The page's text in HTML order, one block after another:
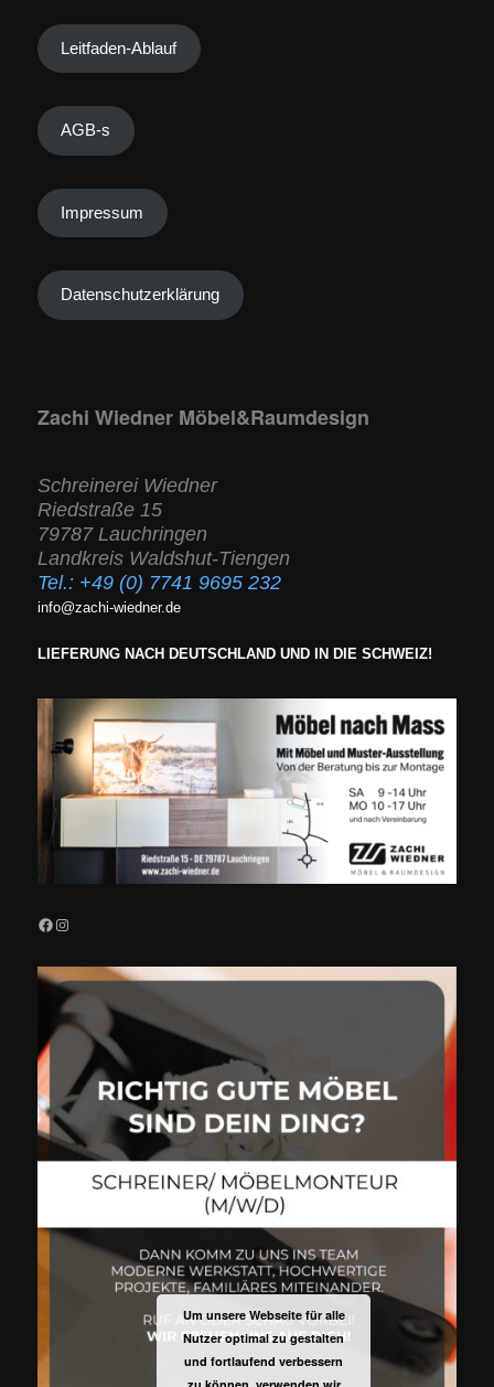
Leitfaden-Ablauf
AGB-s
Impressum
Datenschutzerklärung
Zachi Wiedner Möbel&Raumdesign
Schreinerei Wiedner
Riedstraße 15
79787 Lauchringen
Landkreis Waldshut-Tiengen
Tel.: +49 (0) 7741 9695 232
info@zachi-wiedner.de
LIEFERUNG NACH DEUTSCHLAND UND IN DIE SCHWEIZ!
Facebook
Instagram
Um unsere Webseite für alle
Nutzer optimal zu gestalten
und fortlaufend verbessern